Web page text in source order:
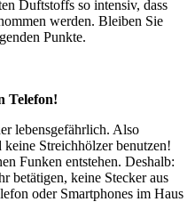
Duftstoffs so intensiv, dass
werden. Bleiben Sie
Punkte.
Telefon!
lebensgefährlich. Also
Streichhölzer benutzen!
Funken entstehen. Deshalb:
betätigen, keine Stecker aus
oder Smartphones im Haus